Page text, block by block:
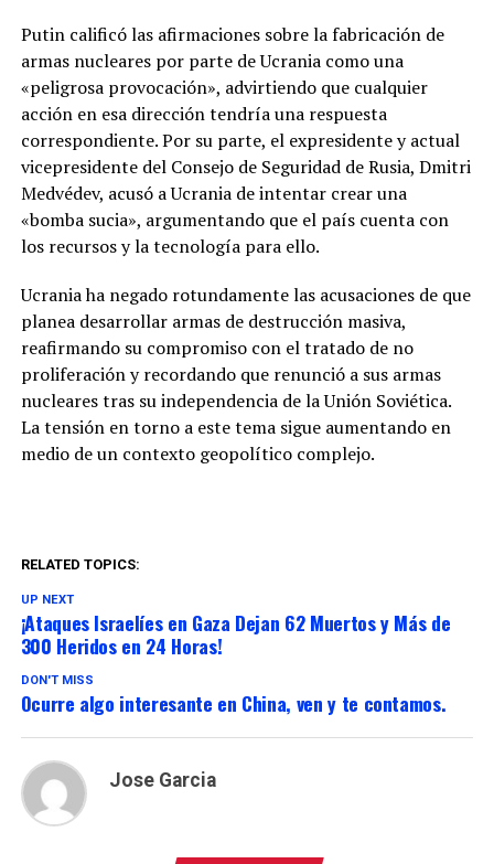
Putin calificó las afirmaciones sobre la fabricación de
armas nucleares por parte de Ucrania como una
«peligrosa provocación», advirtiendo que cualquier
acción en esa dirección tendría una respuesta
correspondiente. Por su parte, el expresidente y actual
vicepresidente del Consejo de Seguridad de Rusia, Dmitri
Medvédev, acusó a Ucrania de intentar crear una
«bomba sucia», argumentando que el país cuenta con
los recursos y la tecnología para ello.
Ucrania ha negado rotundamente las acusaciones de que
planea desarrollar armas de destrucción masiva,
reafirmando su compromiso con el tratado de no
proliferación y recordando que renunció a sus armas
nucleares tras su independencia de la Unión Soviética.
La tensión en torno a este tema sigue aumentando en
medio de un contexto geopolítico complejo.
RELATED TOPICS:
UP NEXT
¡Ataques Israelíes en Gaza Dejan 62 Muertos y Más de
300 Heridos en 24 Horas!
DON'T MISS
Ocurre algo interesante en China, ven y te contamos.
Jose Garcia